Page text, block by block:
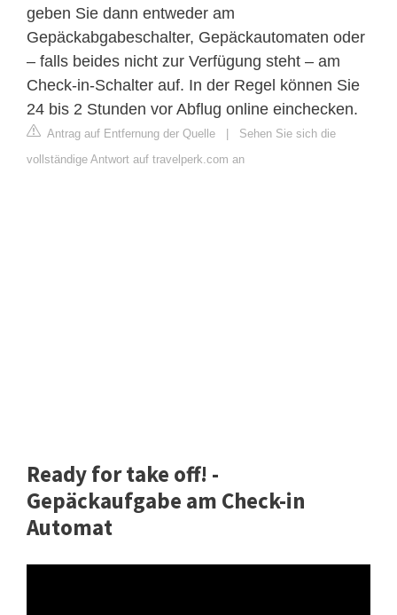
geben Sie dann entweder am
Gepäckabgabeschalter, Gepäckautomaten oder
– falls beides nicht zur Verfügung steht – am
Check-in-Schalter auf. In der Regel können Sie
24 bis 2 Stunden vor Abflug online einchecken.
Antrag auf Entfernung der Quelle
Sehen Sie sich die
vollständige Antwort auf travelperk.com an
Ready for take off! -
Gepäckaufgabe am Check-in
Automat